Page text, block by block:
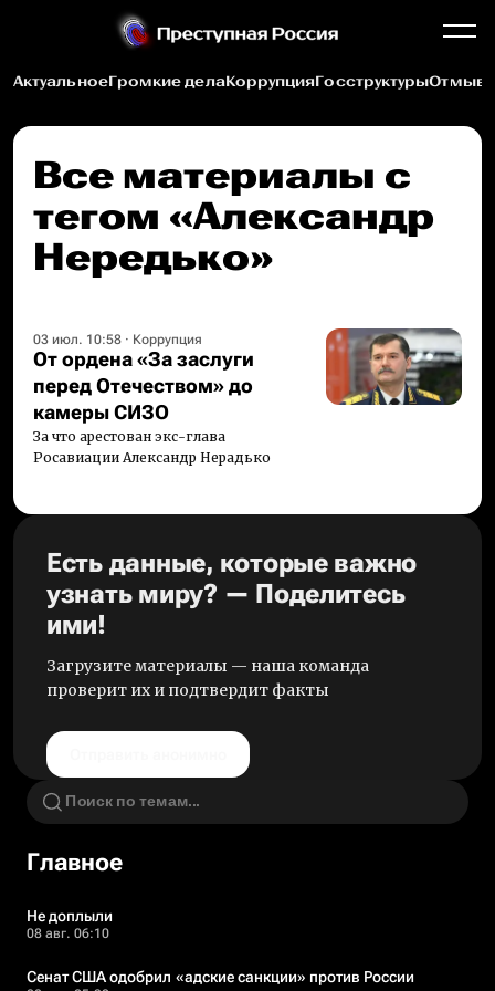
АктуальноеГромкие делаКоррупцияГосструктуры
Все материалы c
тегом «Александр
Нередько»
03 июл. 10:58 · Коррупция
От ордена «За заслуги
перед Отечеством» до
камеры СИЗО
За что арестован экс-глава
Росавиации Александр Нерадько
Есть данные, которые важно
узнать миру? — Поделитесь
ими!
Загрузите материалы — наша команда
проверит их и подтвердит факты
Главное
Не доплыли
08 авг. 06:10
Сенат США одобрил «адские санкции» против России